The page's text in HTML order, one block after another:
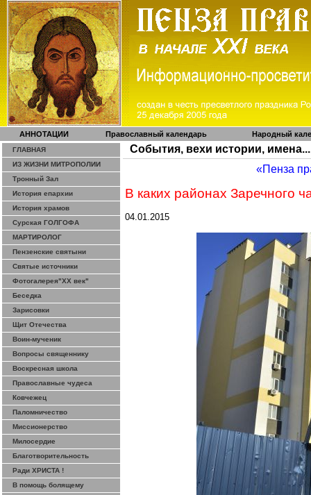
АННОТАЦИИ Православный календарь Народный
ГЛАВНАЯ
ИЗ ЖИЗНИ МИТРОПОЛИИ
Тронный Зал
История епархии
История храмов
Сурская ГОЛГОФА
МАРТИРОЛОГ
Пензенские святыни
Святые источники
Фотогалерея"ХХ век"
Беседка
Зарисовки
Щит Отечества
Воин-мученик
Вопросы священнику
Воскресная школа
Православные чудеса
Ковчежец
Паломничество
Миссионерство
Милосердие
Благотворительность
Ради ХРИСТА !
В помощь болящему
События, вехи истории, имена...
«Пенза
В каких районах Заречного
04.01.2015